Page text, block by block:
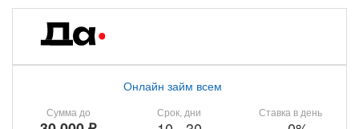
Сумма до
Онлайн займ всем
Срок, дни Ставка в день